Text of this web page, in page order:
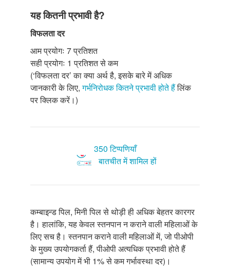
यह कितनी प्रभावी है?
विफलता दर
आम प्रयोगः 7 प्रतिशत
सही प्रयोगः 1 प्रतिशत से कम
(‘विफलता दर’ का क्या अर्थ है, इसके बारे में अधिक
जानकारी के लिए,गर्भनिरोधक कितने प्रभावी होते हैंलिंक
पर क्लिक करें।)
350 टिप्पणियाँ
बातचीत में शामिल हों
कम्बाइन्ड पिल, मिनी पिल से थोड़ी ही अधिक बेहतर कारगर
है। हालांकि, यह केवल स्तनपान न कराने वाली महिलाओं के
लिए सच है। स्तनपान कराने वाली महिलाओं में, जो पीओपी
के मुख्य उपयोगकर्ता हैं, पीओपी अत्यधिक प्रभावी होते हैं
(सामान्य उपयोग में भी 1% से कम गर्भावस्था दर)।